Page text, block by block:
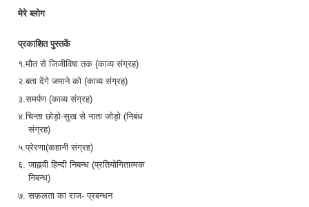
मेरे ब्लोग
प्रकाशित पुस्तकें
१.मौत से जिजीविषा तक (काव्य संग्रह)
२.बता देंगे जमाने को (काव्य संग्रह)
३.समर्पण (काव्य संग्रह)
४.चिन्ता छोड़ो-सुख से नाता जोड़ो (निबंध
संग्रह)
५.प्रेरणा(कहानी संग्रह)
६. जाह्नवी हिन्दी निबन्ध (प्रतियोगितात्मक
निबन्ध)
७. सफ़लता का राज- प्रबन्धन